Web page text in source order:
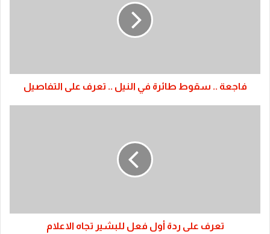
على
التفاصيل
فاجعة .. سقوط طائرة في النيل .. تعرف على التفاصيل
تعرف على ردة أول فعل للبشير تجاه الاعلام